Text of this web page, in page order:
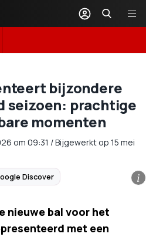
bijzondere
seizoen: prachtige
momenten
om 09:31 /Bijgewerkt op 15 mei
Discover i
nieuwe bal voor het
met een